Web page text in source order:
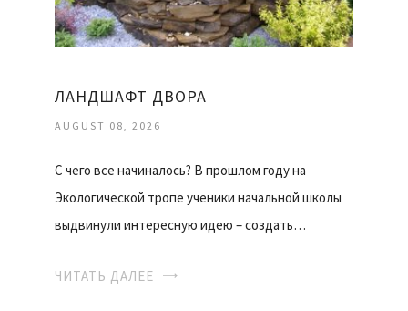
ЛАНДШАФТ ДВОРА
AUGUST 08, 2026
С чего все начиналось? В прошлом году на
Экологической тропе ученики начальной школы
выдвинули интересную идею – создать…
ЧИТАТЬ ДАЛЕЕ